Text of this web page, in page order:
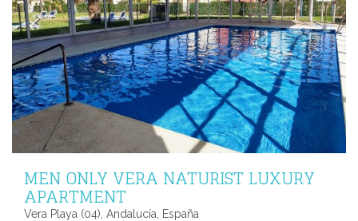
MEN ONLY VERA NATURIST LUXURY
APARTMENT
Vera Playa (04), Andalucía, España